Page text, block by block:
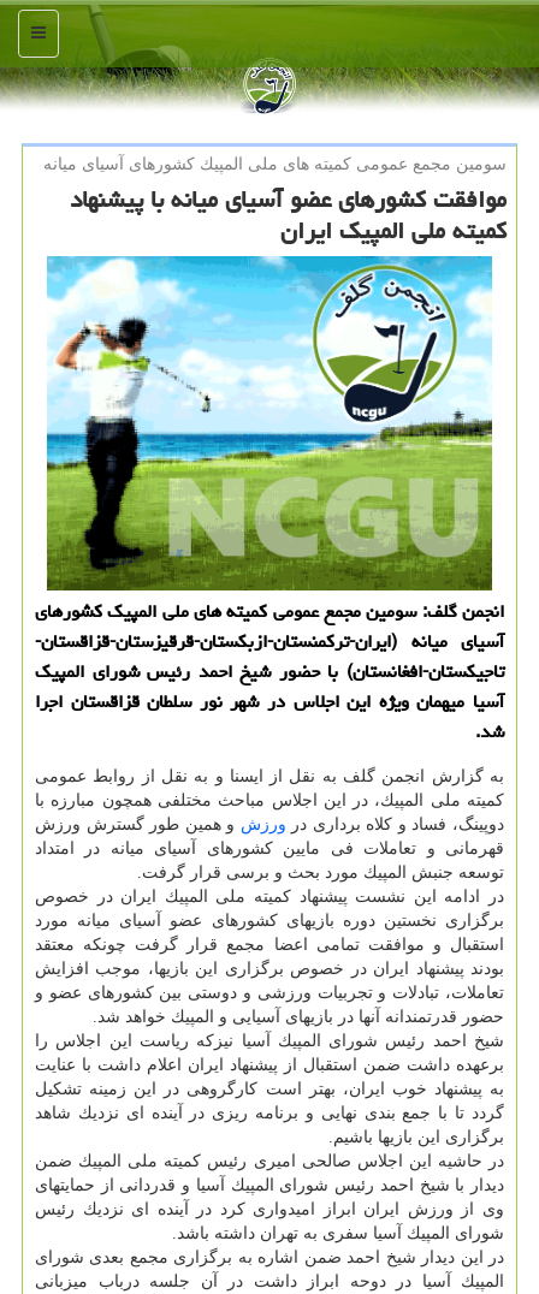
منو
سومین مجمع عمومی كمیته های ملی المپیك كشورهای آسیای میانه
موافقت كشورهای عضو آسیای میانه با پیشنهاد
كمیته ملی المپیك ایران
انجمن گلف: سومین مجمع عمومی كمیته های ملی المپیك كشورهای
آسیای میانه (ایران-تركمنستان-ازبكستان-قرقیزستان-قزاقستان-
تاجیكستان-افغانستان) با حضور شیخ احمد رئیس شورای المپیك
آسیا میهمان ویژه این اجلاس در شهر نور سلطان قزاقستان اجرا
شد.
به گزارش انجمن گلف به نقل از ایسنا و به نقل از روابط عمومی
كمیته ملی المپیك، در این اجلاس مباحث مختلفی همچون مبارزه با
دوپینگ، فساد و كلاه برداری در ورزش و همین طور گسترش ورزش
قهرمانی و تعاملات فی مایین كشورهای آسیای میانه در امتداد
توسعه جنبش المپیك مورد بحث و برسی قرار گرفت.
در ادامه این نشست پیشنهاد كمیته ملی المپیك ایران در خصوص
برگزاری نخستین دوره بازیهای كشورهای عضو آسیای میانه مورد
استقبال و موافقت تمامی اعضا مجمع قرار گرفت چونكه معتقد
بودند پیشنهاد ایران در خصوص برگزاری این بازیها، موجب افزایش
تعاملات، تبادلات و تجربیات ورزشی و دوستی بین كشورهای عضو و
حضور قدرتمندانه آنها در بازیهای آسیایی و المپیك خواهد شد.
شیخ احمد رئیس شورای المپیك آسیا نیزكه ریاست این اجلاس را
برعهده داشت ضمن استقبال از پیشنهاد ایران اعلام داشت با عنایت
به پیشنهاد خوب ایران، بهتر است كارگروهی در این زمینه تشكیل
گردد تا با جمع بندی نهایی و برنامه ریزی در آینده ای نزدیك شاهد
برگزاری این بازیها باشیم.
در حاشیه این اجلاس صالحی امیری رئیس كمیته ملی المپیك ضمن
دیدار با شیخ احمد رئیس شورای المپیك آسیا و قدردانی از حمایتهای
وی از ورزش ایران ابراز امیدواری كرد در آینده ای نزدیك رئیس
شورای المپیك آسیا سفری به تهران داشته باشد.
در این دیدار شیخ احمد ضمن اشاره به برگزاری مجمع بعدی شورای
المپیك آسیا در دوحه ابراز داشت در آن جلسه درباب میزبانی